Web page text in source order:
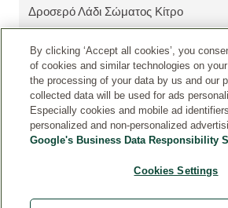
ΔΕΊΤΕ ΤΟ ΠΡΟΪΌΝ:
Δροσερό Λάδι Σώματος Κίτρο
By clicking ‘Accept all cookies’, you
of cookies and similar technologies on
the processing of your data by us and our
collected data will be used for ads
Especially cookies and mobile ad
personalized and non-personalized
Google's Business Data Responsibility
Cookies Settings